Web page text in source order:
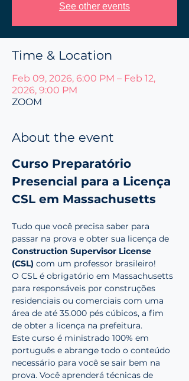
See other events
Time & Location
Feb 09, 2026, 6:00 PM – Feb 12,
2026, 9:00 PM
ZOOM
About the event
Curso Preparatório
Presencial para a Licença
CSL em Massachusetts
Tudo que você precisa saber para
passar na prova e obter sua licença de
Construction Supervisor License
(CSL) com um professor brasileiro!
O CSL é obrigatório em Massachusetts
para responsáveis por construções
residenciais ou comerciais com uma
área de até 35.000 pés cúbicos, a fim
de obter a licença na prefeitura.
Este curso é ministrado 100% em
português e abrange todo o conteúdo
necessário para você se sair bem na
prova. Você aprenderá técnicas de